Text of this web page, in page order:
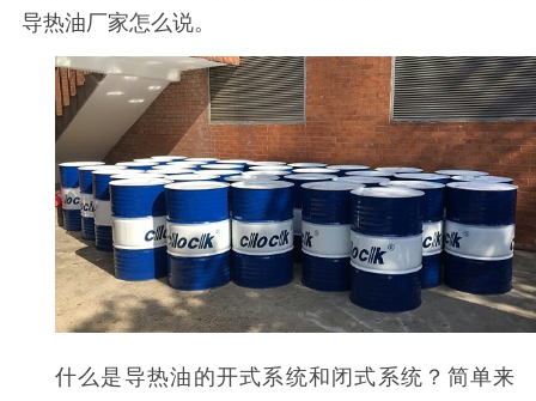
导热油厂家怎么说。
什么是导热油的开式系统和闭式系统？简单来